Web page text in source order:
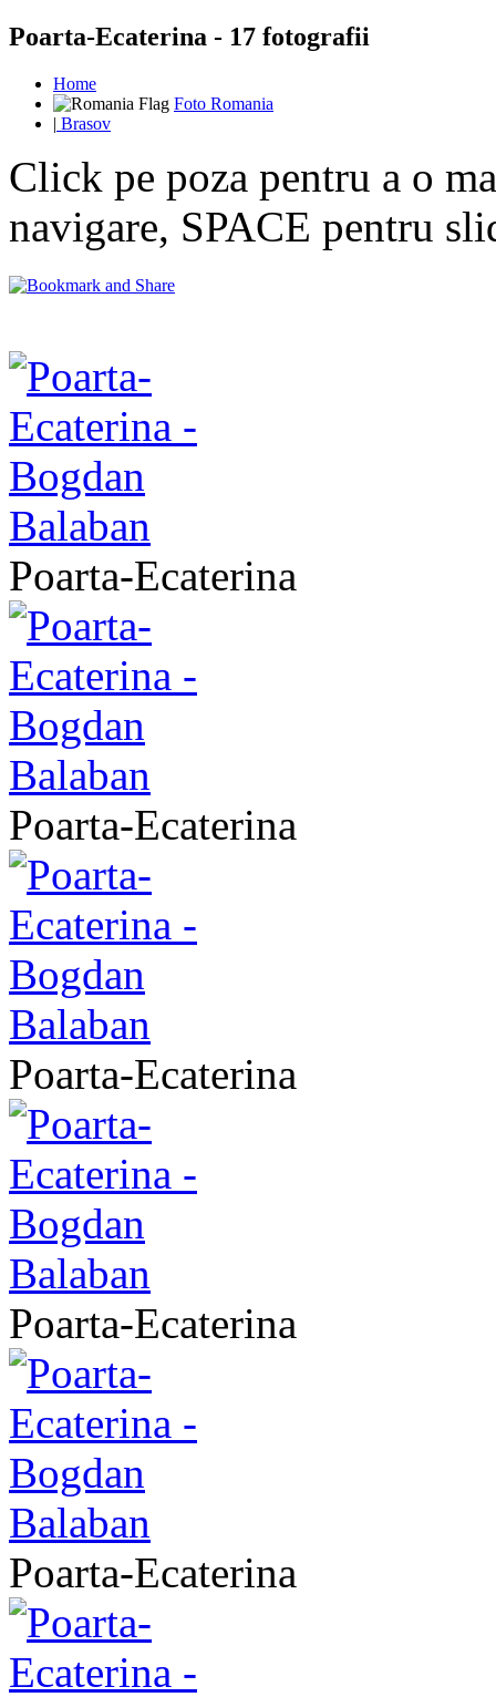
Poarta-Ecaterina - 17 fotografii
Home
Foto Romania
| Brasov
Click pe poza pentru a o
navigare, SPACE pentru
Poarta-Ecaterina
Poarta-Ecaterina
Poarta-Ecaterina
Poarta-Ecaterina
Poarta-Ecaterina